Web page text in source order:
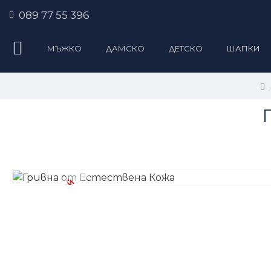
089 77 55 396
МЪЖКО ДАМСКО ДЕТСКО ШАПКИ